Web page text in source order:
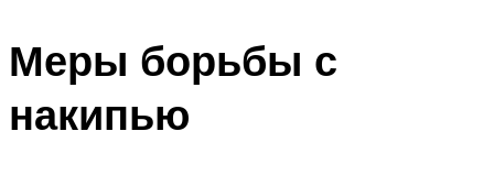
Меры борьбы с
накипью